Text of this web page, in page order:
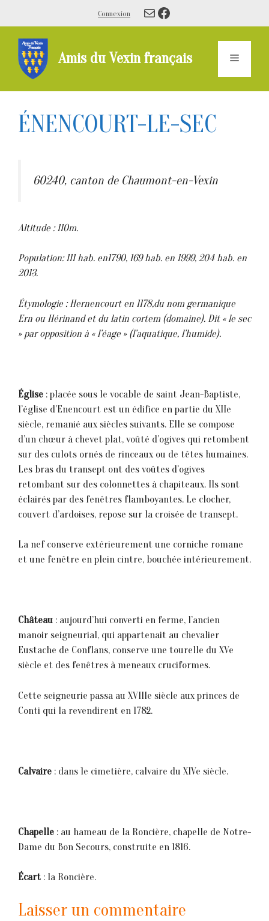
contenu
Connexion E-mailFacebook
Amis du Vexin français Menu
ÉNENCOURT-LE-SEC
60240, canton de Chaumont-en-Vexin
Altitude : 110m.
Population: 111 hab. en1790, 169 hab. en 1999, 204 hab. en
2013.
Étymologie : Hernencourt en 1178,du nom germanique
Ern ou Hérinand et du latin cortem (domaine). Dit « le sec
» par opposition à « l’éage » (l’aquatique, l’humide).
Église : placée sous le vocable de saint Jean-Baptiste,
1’église d’Enencourt est un édifice en partie du XIIe
siècle, remanié aux siècles suivants. Elle se compose
d’un chœur à chevet plat, voûté d’ogives qui retombent
sur des culots ornés de rinceaux ou de têtes humaines.
Les bras du transept ont des voûtes d’ogives
retombant sur des colonnettes à chapiteaux. Ils sont
éclairés par des fenêtres flamboyantes. Le clocher,
couvert d’ardoises, repose sur la croisée de transept.
La nef conserve extérieurement une corniche romane
et une fenêtre en plein cintre, bouchée intérieurement.
Château : aujourd’hui converti en ferme, l’ancien
manoir seigneurial, qui appartenait au chevalier
Eustache de Conflans, conserve une tourelle du XVe
siècle et des fenêtres à meneaux cruciformes.
Cette seigneurie passa au XVIIIe siècle aux princes de
Conti qui la revendirent en 1782.
Calvaire : dans 1e cimetière, calvaire du XIVe sièc1e.
Chapelle : au hameau de la Roncière, chapelle de Notre-
Dame du Bon Secours, construite en 1816.
Écart : la Roncière.
Laisser un commentaire